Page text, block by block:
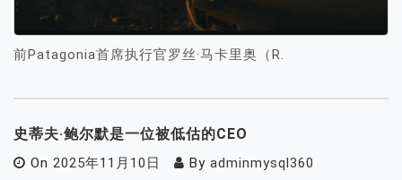
前Patagonia首席执行官罗丝·马卡里奥（R.
史蒂夫·鲍尔默是一位被低估的CEO
On 2025年11月10日 By adminmysql360